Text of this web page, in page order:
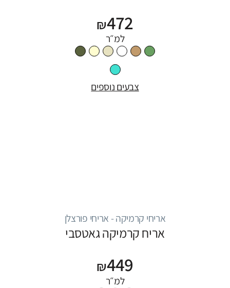
₪472
למ״ר
צבעים נוספים
אריחי קרמיקה - אריחי פורצלן
אריח קרמיקה גאטסבי
₪449
למ״ר